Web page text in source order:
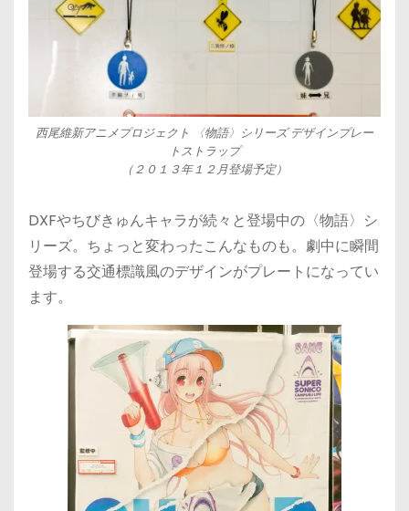
西尾維新アニメプロジェクト 〈物語〉シリーズ デザインプレー
トストラップ
（２０１３年１２月登場予定）
DXFやちびきゅんキャラが続々と登場中の〈物語〉シ
リーズ。ちょっと変わったこんなものも。劇中に瞬間
登場する交通標識風のデザインがプレートになってい
ます。